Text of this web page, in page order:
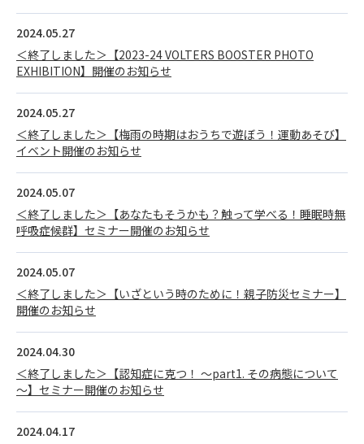
2024.05.27
＜終了しました＞【2023-24 VOLTERS BOOSTER PHOTO
EXHIBITION】開催のお知らせ
2024.05.27
＜終了しました＞【梅雨の時期はおうちで遊ぼう！運動あそび】
イベント開催のお知らせ
2024.05.07
＜終了しました＞【あなたもそうかも？触って学べる！睡眠時無
呼吸症候群】セミナー開催のお知らせ
2024.05.07
＜終了しました＞【いざという時のために！親子防災セミナー】
開催のお知らせ
2024.04.30
＜終了しました＞【認知症に克つ！ ～part1. その病態について
～】セミナー開催のお知らせ
2024.04.17